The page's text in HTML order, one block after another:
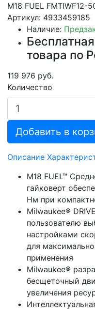
M18 FUEL FMTIWF12-
Артикул: 4933459185
Наличие:
товара по
119 976 руб.
Количество
Добавить в
Описание
M18 FUEL™
гайковерт
Нм при
Milwaukee®
пользователю
настройками
для
применения
Milwaukee®
бесщеточный
увеличения